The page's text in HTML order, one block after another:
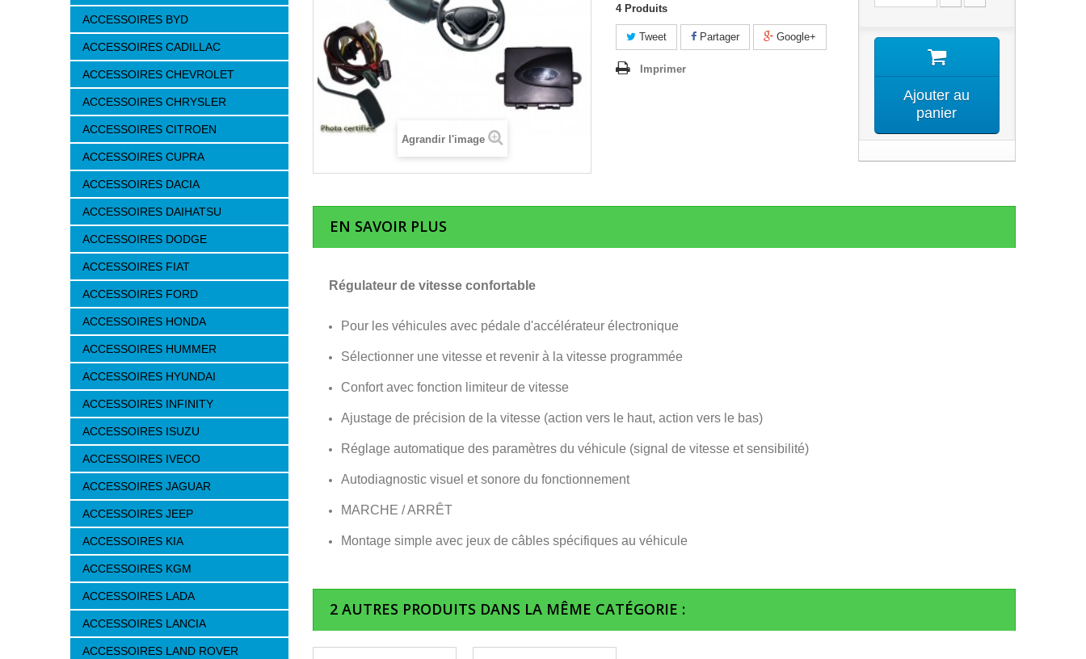
ACCESSOIRES BYD
ACCESSOIRES CADILLAC
ACCESSOIRES CHEVROLET
ACCESSOIRES CHRYSLER
ACCESSOIRES CITROEN
ACCESSOIRES CUPRA
ACCESSOIRES DACIA
ACCESSOIRES DAIHATSU
ACCESSOIRES DODGE
ACCESSOIRES FIAT
ACCESSOIRES FORD
ACCESSOIRES HONDA
ACCESSOIRES HUMMER
ACCESSOIRES HYUNDAI
ACCESSOIRES INFINITY
ACCESSOIRES ISUZU
ACCESSOIRES IVECO
ACCESSOIRES JAGUAR
ACCESSOIRES JEEP
ACCESSOIRES KIA
ACCESSOIRES KGM
ACCESSOIRES LADA
ACCESSOIRES LANCIA
ACCESSOIRES LAND ROVER
Agrandir l'image
4 Produits
Tweet Partager Google+
Imprimer
Ajouter au
panier
EN SAVOIR PLUS
Régulateur de vitesse confortable
Pour les véhicules avec pédale d'accélérateur électronique
Sélectionner une vitesse et revenir à la vitesse programmée
Confort avec fonction limiteur de vitesse
Ajustage de précision de la vitesse (action vers le haut, action vers le bas)
Réglage automatique des paramètres du véhicule (signal de vitesse et sensibilité)
Autodiagnostic visuel et sonore du fonctionnement
MARCHE / ARRÊT
Montage simple avec jeux de câbles spécifiques au véhicule
2 AUTRES PRODUITS DANS LA MÊME CATÉGORIE :